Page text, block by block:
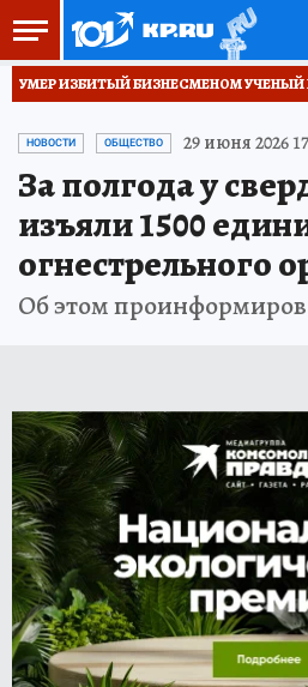
УМЕР ИЗБИТЫЙ БИЗНЕСМЕНОМ УЧЕНЫЙ
НОВОСТИ ОБЩЕСТВО 29 июня 2026
За полгода у
изъяли 1500
огнестрельного
Об этом